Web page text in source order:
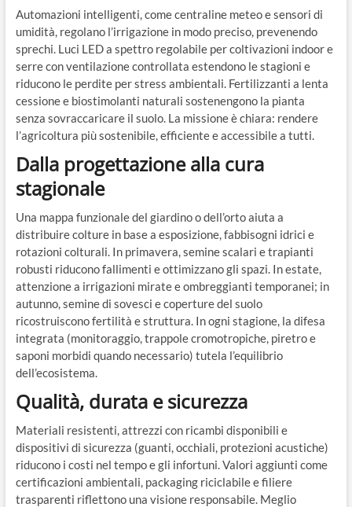
Automazioni intelligenti, come centraline meteo e sensori di
umidità, regolano l’irrigazione in modo preciso, prevenendo
sprechi. Luci LED a spettro regolabile per coltivazioni indoor e
serre con ventilazione controllata estendono le stagioni e
riducono le perdite per stress ambientali. Fertilizzanti a lenta
cessione e biostimolanti naturali sostenengono la pianta
senza sovraccaricare il suolo. La missione è chiara: rendere
l’agricoltura più sostenibile, efficiente e accessibile a tutti.
Dalla progettazione alla cura
stagionale
Una mappa funzionale del giardino o dell’orto aiuta a
distribuire colture in base a esposizione, fabbisogni idrici e
rotazioni colturali. In primavera, semine scalari e trapianti
robusti riducono fallimenti e ottimizzano gli spazi. In estate,
attenzione a irrigazioni mirate e ombreggianti temporanei; in
autunno, semine di sovesci e coperture del suolo
ricostruiscono fertilità e struttura. In ogni stagione, la difesa
integrata (monitoraggio, trappole cromotropiche, piretro e
saponi morbidi quando necessario) tutela l’equilibrio
dell’ecosistema.
Qualità, durata e sicurezza
Materiali resistenti, attrezzi con ricambi disponibili e
dispositivi di sicurezza (guanti, occhiali, protezioni acustiche)
riducono i costi nel tempo e gli infortuni. Valori aggiunti come
certificazioni ambientali, packaging riciclabile e filiere
trasparenti riflettono una visione responsabile. Meglio